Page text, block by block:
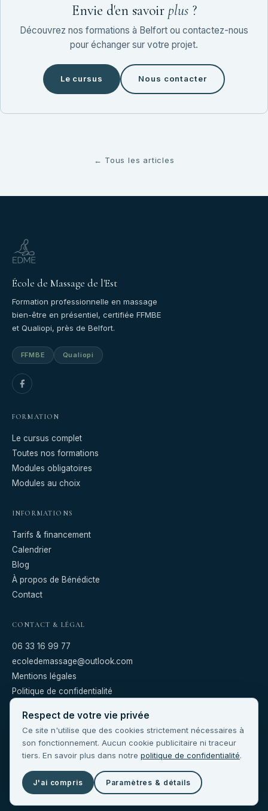
Envie d'en savoir plus?
Découvrez nos formations à Belfort ou contactez-nous
pour échanger sur votre projet.
Le cursus Nous contacter
← Tous les articles
École de Massage de l'Est
Formation professionnelle en massage
bien-être en présentiel, certifiée FFMBE
et Qualiopi, près de Belfort.
FFMBE Qualiopi
FORMATION
Le cursus complet
Toutes nos formations
Modules obligatoires
Modules au choix
INFORMATIONS
Tarifs & financement
Calendrier
Blog
À propos de Bénédicte
Contact
CONTACT & LÉGAL
06 33 16 99 77
ecoledemassage@outlook.com
Mentions légales
Politique de confidentialité
SIRET 977 886 860 00013 · R.C.S. Belfort
NDA 27 90 00736 90
Respect de votre vie privée
Ce site n'utilise que des cookies strictement nécessaires à
son fonctionnement. Aucun cookie publicitaire ni traceur
tiers. En savoir plus dans notre politique de confidentialité.
J'ai compris Paramètres & détails